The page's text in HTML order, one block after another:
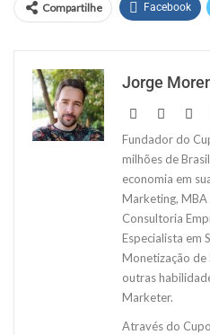
Compartilhe Facebook
Jorge
Fundador do
milhões de
economia em
Marketing,
Consultoria
Especialista em
Monetização de
outras
Marketer.
Através do